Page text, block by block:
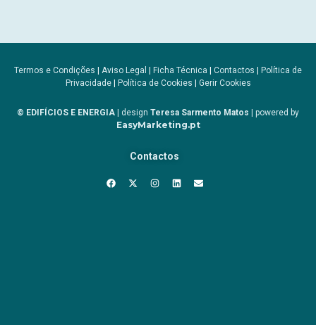
Termos e Condições | Aviso Legal | Ficha Técnica | Contactos | Política de
Privacidade| Política de Cookies | Gerir Cookies
© EDIFÍCIOS E ENERGIA | design Teresa Sarmento Matos | powered by
EasyMarketing.pt
Contactos